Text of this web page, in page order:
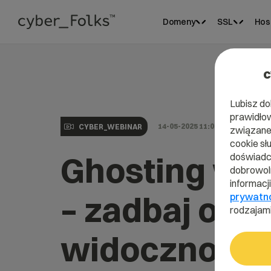
Domeny SSL
CYBER_WEBINAR 14-05-2025 11:00
Ghosting w
– zadbaj o
widoczność!
Lubisz
cookie